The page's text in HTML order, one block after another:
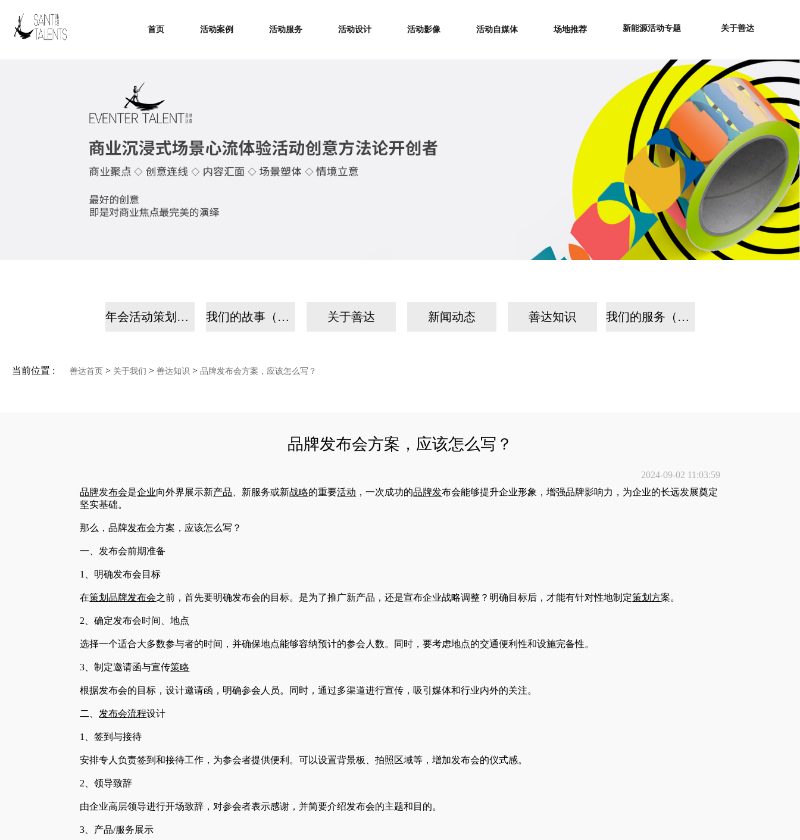
首页 活动案例 活动服务 活动设计 活动影像 活动自媒体 场地推荐 新能源活动专题 关于善达
年会活动策划公司 我们的故事（手机） 关于善达 新闻动态 善达知识 我们的服务（手机）
当前位置 : 善达首页 > 关于我们 > 善达知识 > 品牌发布会方案，应该怎么写？
品牌发布会方案，应该怎么写？
2024-09-02 11:03:59
品牌发布会是企业向外界展示新产品 、新服务或新战略的重要活动 ，一次成功的品牌发布会能够提升企业形象，增强品牌影响力，为企业的长远发展奠定
坚实基础。
那么，品牌发布会方案，应该怎么写？
一、发布会前期准备
1、明确发布会目标
在策划品牌发布会之前，首先要明确发布会的目标。是为了推广新产品，还是宣布企业战略调整？明确目标后，才能有针对性地制定策划方案。
2、确定发布会时间、地点
选择一个适合大多数参与者的时间，并确保地点能够容纳预计的参会人数。同时，要考虑地点的交通便利性和设施完备性。
3、制定邀请函与宣传策略
根据发布会的目标，设计邀请函，明确参会人员。同时，通过多渠道进行宣传，吸引媒体和行业内外的关注。
二、 发布会流程设计
1、签到与接待
安排专人负责签到和接待工作，为参会者提供便利。可以设置背景板、拍照区域等，增加发布会的仪式感。
2、领导致辞
由企业高层领导进行开场致辞，对参会者表示感谢，并简要介绍发布会的主题和目的。
3、产品/服务展示